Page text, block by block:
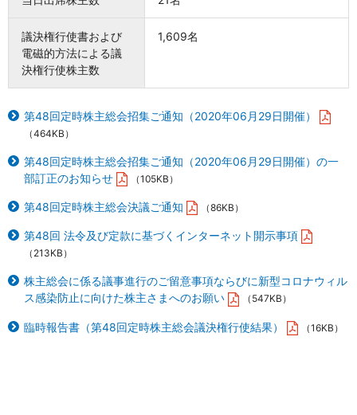
議決権行使書および
電磁的方法による議
決権行使株主数
1,609名
第48回定時株主総会招集ご通知（2020年06月29日開催）
（464KB）
第48回定時株主総会招集ご通知（2020年06月29日開催）の一
部訂正のお知らせ
（105KB）
第48回定時株主総会決議ご通知 （86KB）
第48回 法令及び定款に基づくインターネット開示事項
（213KB）
株主総会に係る議事進行のご留意事項ならびに新型コロナウィル
ス感染防止に向けた株主さまへのお願い
（547KB）
臨時報告書（第48回定時株主総会議決権行使結果） （16KB）